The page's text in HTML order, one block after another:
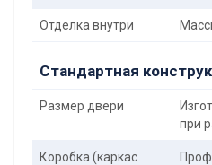
Отделка внутри
Стандартная
Размер двери
при
Коробка (каркас